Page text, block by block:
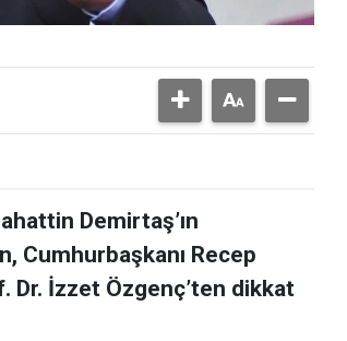
Demirtaş’ın
Cumhurbaşkanı Recep
Dr. İzzet Özgenç’ten dikkat